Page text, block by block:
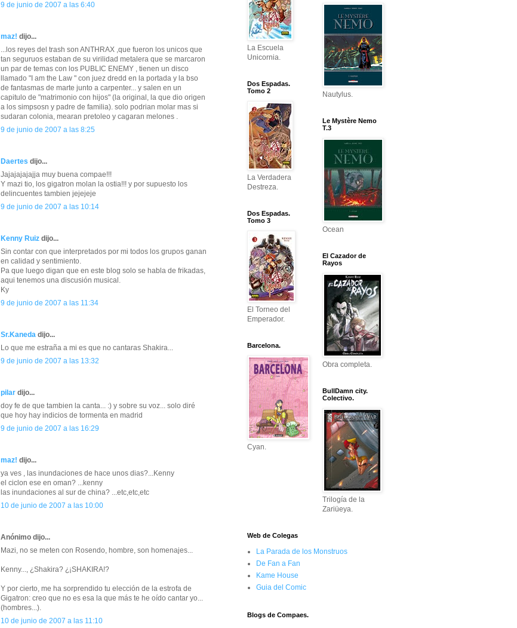
9 de junio de 2007 a las 6:40
maz! dijo...
...los reyes del trash son ANTHRAX ,que fueron los unicos que
tan seguruos estaban de su virilidad metalera que se marcaron
un par de temas con los PUBLIC ENEMY , tienen un disco
llamado "I am the Law " con juez dredd en la portada y la bso
de fantasmas de marte junto a carpenter... y salen en un
capitulo de "matrimonio con hijos" (la original, la que dio origen
a los simpsosn y padre de familia). solo podrian molar mas si
sudaran colonia, mearan pretoleo y cagaran melones .
9 de junio de 2007 a las 8:25
Daertes dijo...
Jajajajajajja muy buena compae!!!
Y mazi tio, los gigatron molan la ostia!!! y por supuesto los
delincuentes tambien jejejeje
9 de junio de 2007 a las 10:14
Kenny Ruiz dijo...
Sin contar con que interpretados por mi todos los grupos ganan
en calidad y sentimiento.
Pa que luego digan que en este blog solo se habla de frikadas,
aqui tenemos una discusión musical.
Ky
9 de junio de 2007 a las 11:34
Sr.Kaneda dijo...
Lo que me estraña a mi es que no cantaras Shakira...
9 de junio de 2007 a las 13:32
pilar dijo...
doy fe de que tambien la canta... :) y sobre su voz... solo diré
que hoy hay indicios de tormenta en madrid
9 de junio de 2007 a las 16:29
maz! dijo...
ya ves , las inundaciones de hace unos dias?...Kenny
el ciclon ese en oman? ...kenny
las inundaciones al sur de china? ...etc,etc,etc
10 de junio de 2007 a las 10:00
Anónimo dijo...
Mazi, no se meten con Rosendo, hombre, son homenajes...
Kenny..., ¿Shakira? ¿¡SHAKIRA!?
Y por cierto, me ha sorprendido tu elección de la estrofa de
Gigatron: creo que no es esa la que más te he oído cantar yo...
(hombres...).
10 de junio de 2007 a las 11:10
La Escuela
Unicornia.
Dos Espadas.
Tomo 2
La Verdadera
Destreza.
Dos Espadas.
Tomo 3
El Torneo del
Emperador.
Barcelona.
Cyan.
Nautylus.
Le Mystère Nemo
T.3
Ocean
El Cazador de
Rayos
Obra completa.
BullDamn city.
Colectivo.
Trilogía de la
Zariüeya.
Web de Colegas
La Parada de los Monstruos
De Fan a Fan
Kame House
Guia del Comic
Blogs de Compaes.